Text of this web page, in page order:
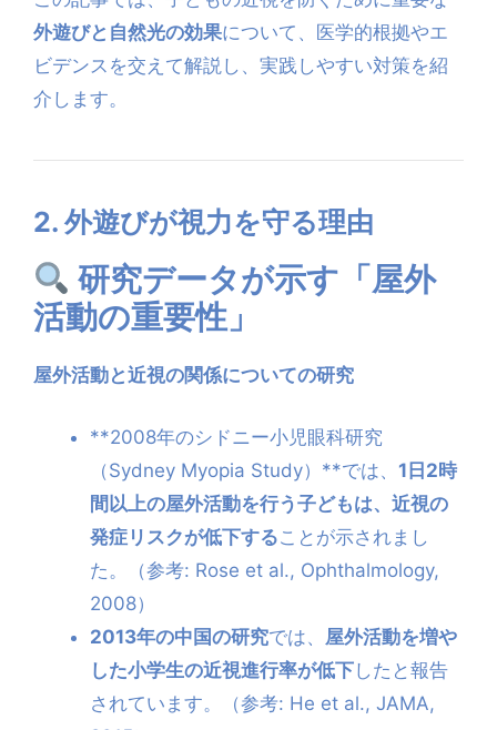
外遊びと自然光の効果について、医学的根拠やエ
ビデンスを交えて解説し、実践しやすい対策を紹
介します。
2. 外遊びが視力を守る理由
研究データが示す「屋外
活動の重要性」
屋外活動と近視の関係についての研究
**2008年のシドニー小児眼科研究
（Sydney Myopia Study）**では、 1日2時
間以上の屋外活動を行う子どもは、近視の
発症リスクが低下することが示されまし
た。（参考: Rose et al., Ophthalmology,
2008）
2013年の中国の研究では、 屋外活動を増や
した小学生の近視進行率が低下したと報告
されています。（参考: He et al., JAMA,